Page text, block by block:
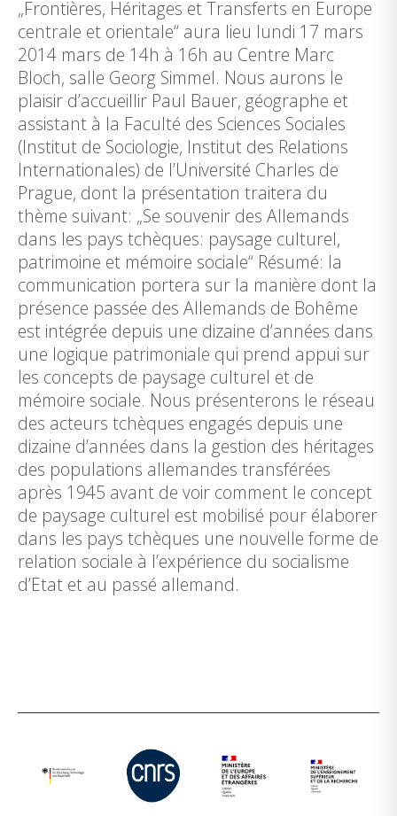
„Frontières, Héritages et Transferts en Europe
centrale et orientale“ aura lieu lundi 17 mars
2014 mars de 14h à 16h au Centre Marc
Bloch, salle Georg Simmel. Nous aurons le
plaisir d’accueillir Paul Bauer, géographe et
assistant à la Faculté des Sciences Sociales
(Institut de Sociologie, Institut des Relations
Internationales) de l’Université Charles de
Prague, dont la présentation traitera du
thème suivant: „Se souvenir des Allemands
dans les pays tchèques: paysage culturel,
patrimoine et mémoire sociale“ Résumé: la
communication portera sur la manière dont la
présence passée des Allemands de Bohême
est intégrée depuis une dizaine d’années dans
une logique patrimoniale qui prend appui sur
les concepts de paysage culturel et de
mémoire sociale. Nous présenterons le réseau
des acteurs tchèques engagés depuis une
dizaine d’années dans la gestion des héritages
des populations allemandes transférées
après 1945 avant de voir comment le concept
de paysage culturel est mobilisé pour élaborer
dans les pays tchèques une nouvelle forme de
relation sociale à l’expérience du socialisme
d’Etat et au passé allemand.